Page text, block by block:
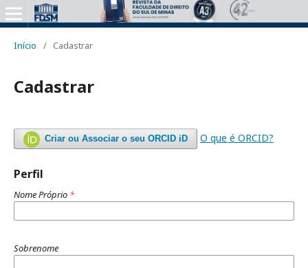
Início / Cadastrar
Cadastrar
Criar ou Associar o seu ORCID iD O que é ORCID?
Perfil
Nome Próprio *
Sobrenome